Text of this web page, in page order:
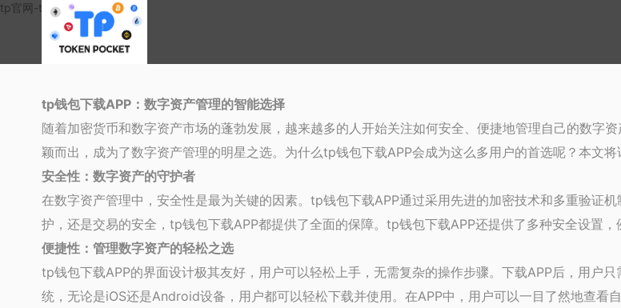
tp官网-trustwallet
tp钱包下载APP：数字资产管理的智能选择
随着加密货币和数字资产市场的蓬勃发展，越来越多的人开始关注如何安全、便捷地管理自己的数字
颖而出，成为了数字资产管理的明星之选。为什么tp钱包下载APP会成为这么多用户的首选呢？本文将
安全性：数字资产的守护者
在数字资产管理中，安全性是最为关键的因素。tp钱包下载APP通过采用先进的加密技术和多重验证
护，还是交易的安全，tp钱包下载APP都提供了全面的保障。tp钱包下载APP还提供了多种安全设置
便捷性：管理数字资产的轻松之选
tp钱包下载APP的界面设计极其友好，用户可以轻松上手，无需复杂的操作步骤。下载APP后，用户
统，无论是iOS还是Android设备，用户都可以轻松下载并使用。在APP中，用户可以一目了然地查看